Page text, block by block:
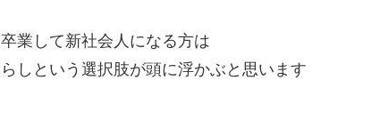
業して新社会人になる方は
しという選択肢が頭に浮かぶと思います